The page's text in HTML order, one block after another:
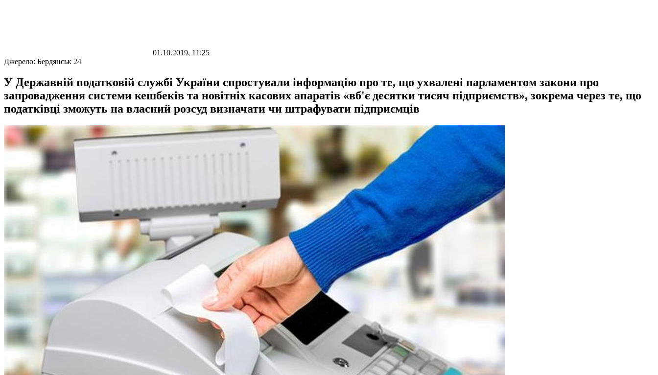
01.10.2019, 11:25
Джерело: Бердянськ 24
У Державній податковій службі України спростували інформацію про те, що ухвалені парламентом закони про
запровадження системи кешбеків та новітніх касових апаратів «вб'є десятки тисяч підприємств», зокрема через те, що
податківці зможуть на власний розсуд визначати чи штрафувати підприємців